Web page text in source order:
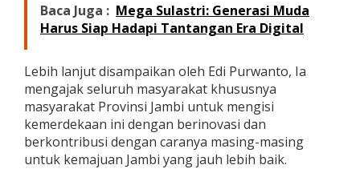
Baca Juga : Mega Sulastri: Generasi Muda
Harus Siap Hadapi Tantangan Era Digital
Lebih lanjut disampaikan oleh Edi Purwanto, Ia
mengajak seluruh masyarakat khususnya
masyarakat Provinsi Jambi untuk mengisi
kemerdekaan ini dengan berinovasi dan
berkontribusi dengan caranya masing-masing
untuk kemajuan Jambi yang jauh lebih baik.